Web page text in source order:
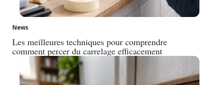
News
Les meilleures techniques pour comprendre
comment percer du carrelage efficacement